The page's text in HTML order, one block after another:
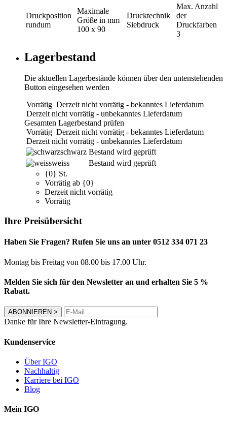
Druckposition
rundum
Maximale
Größe in mm
100 x 90
Drucktechnik
Siebdruck
Max. Anzahl
der
Druckfarben
3
Lagerbestand
Die aktuellen Lagerbestände können über den untenstehenden
Button eingesehen werden
Vorrätig Derzeit nicht vorrätig - bekanntes Lieferdatum
Derzeit nicht vorrätig - unbekanntes Lieferdatum
Gesamten Lagerbestand prüfen
Vorrätig Derzeit nicht vorrätig - bekanntes Lieferdatum
Derzeit nicht vorrätig - unbekanntes Lieferdatum
schwarz Bestand wird geprüft
weiss
Bestand wird geprüft
{0} St.
Vorrätig ab {0}
Derzeit nicht vorrätig
Vorrätig
Ihre Preisübersicht
Haben Sie Fragen? Rufen Sie uns an unter 0512 334 071 23
Montag bis Freitag von 08.00 bis 17.00 Uhr.
Melden Sie sich für den Newsletter an und erhalten Sie 5 %
Rabatt.
ABONNIEREN >
Danke für Ihre Newsletter-Eintragung.
Kundenservice
Über IGO
Nachhaltig
Karriere bei IGO
Blog
Mein IGO